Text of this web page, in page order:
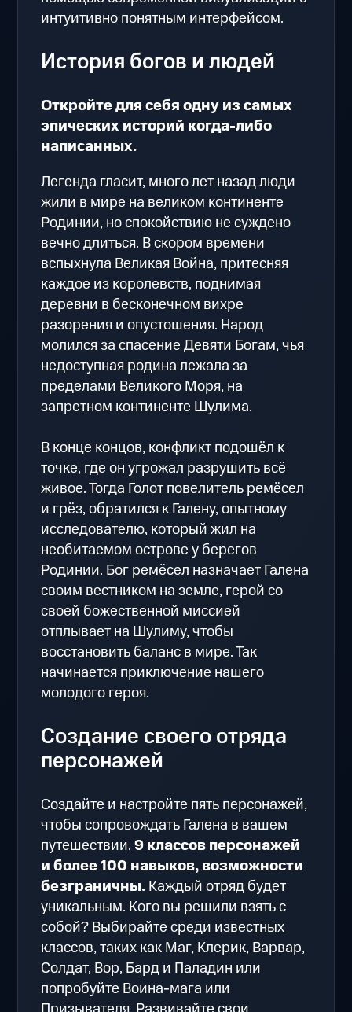
интуитивно понятным интерфейсом.
История богов и людей
Откройте для себя одну из самых
эпических историй когда-либо
написанных.
Легенда гласит, много лет назад люди
жили в мире на великом континенте
Родинии, но спокойствию не суждено
вечно длиться. В скором времени
вспыхнула Великая Война, притесняя
каждое из королевств, поднимая
деревни в бесконечном вихре
разорения и опустошения. Народ
молился за спасение Девяти Богам, чья
недоступная родина лежала за
пределами Великого Моря, на
запретном континенте Шулима.
В конце концов, конфликт подошёл к
точке, где он угрожал разрушить всё
живое. Тогда Голот повелитель ремёсел
и грёз, обратился к Галену, опытному
исследователю, который жил на
необитаемом острове у берегов
Родинии. Бог ремёсел назначает Галена
своим вестником на земле, герой со
своей божественной миссией
отплывает на Шулиму, чтобы
восстановить баланс в мире. Так
начинается приключение нашего
молодого героя.
Создание своего отряда
персонажей
Создайте и настройте пять персонажей,
чтобы сопровождать Галена в вашем
путешествии.9 классов персонажей
и более 100 навыков, возможности
безграничны.Каждый отряд будет
уникальным. Кого вы решили взять с
собой? Выбирайте среди известных
классов, таких как Маг, Клерик, Варвар,
Солдат, Вор, Бард и Паладин или
попробуйте Воина-мага или